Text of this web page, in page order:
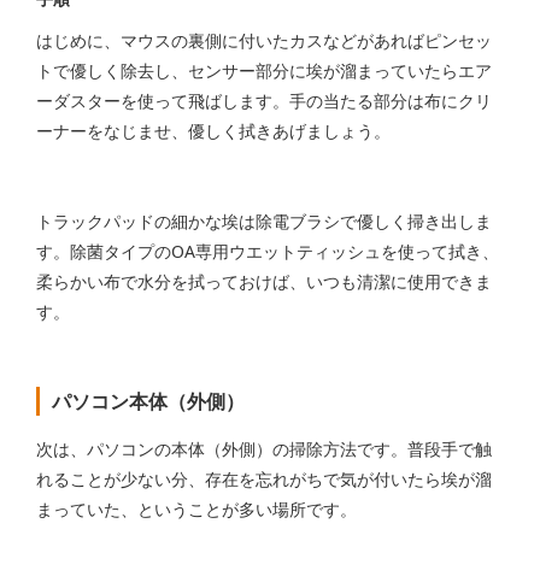
はじめに、マウスの裏側に付いたカスなどがあればピンセッ
トで優しく除去し、センサー部分に埃が溜まっていたらエア
ーダスターを使って飛ばします。手の当たる部分は布にクリ
ーナーをなじませ、優しく拭きあげましょう。
トラックパッドの細かな埃は除電ブラシで優しく掃き出しま
す。除菌タイプのOA専用ウエットティッシュを使って拭き、
柔らかい布で水分を拭っておけば、いつも清潔に使用できま
す。
パソコン本体（外側）
次は、パソコンの本体（外側）の掃除方法です。普段手で触
れることが少ない分、存在を忘れがちで気が付いたら埃が溜
まっていた、ということが多い場所です。